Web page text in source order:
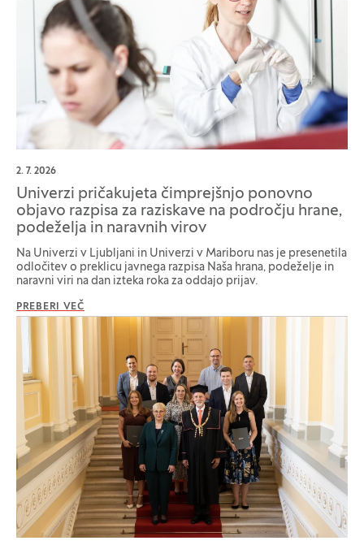
2. 7. 2026
Univerzi pričakujeta čimprejšnjo ponovno
objavo razpisa za raziskave na področju hrane,
podeželja in naravnih virov
Na Univerzi v Ljubljani in Univerzi v Mariboru nas je presenetila
odločitev o preklicu javnega razpisa Naša hrana, podeželje in
naravni viri na dan izteka roka za oddajo prijav.
PREBERI VEČ